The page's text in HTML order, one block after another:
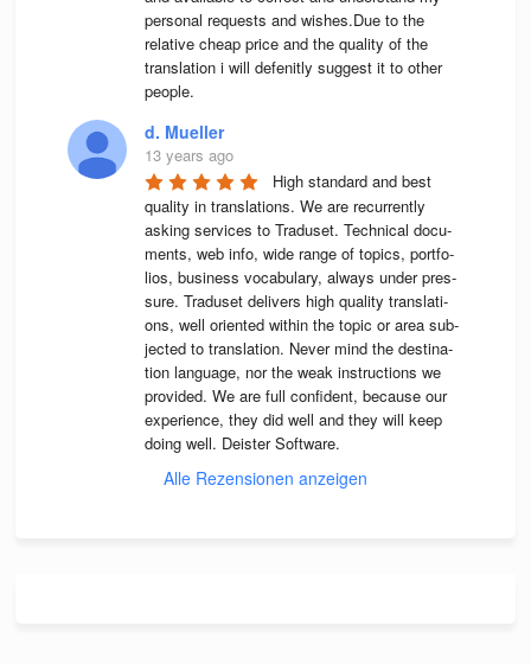
personal requests and wishes.Due to the
relative cheap price and the quality of the
translation i will defenitly suggest it to other
people.
d. Mueller
13 years ago
High stan­dard and best
qua­lity in trans­la­ti­ons. We are recur­rently
asking ser­vices to Tra­du­set. Tech­ni­cal docu­
ments, web info, wide range of topics, port­fo­
lios, busi­ness voca­bu­lary, always under pres­
sure. Tra­du­set deli­vers high qua­lity trans­la­ti­
ons, well ori­en­ted wit­hin the topic or area sub­
jec­ted to trans­la­tion. Never mind the desti­na­
tion lan­guage, nor the weak instruc­tions we
pro­vi­ded. We are full con­fi­dent, because our
expe­ri­ence, they did well and they will keep
doing well. Deis­ter Software.
Alle Rezensionen anzeigen